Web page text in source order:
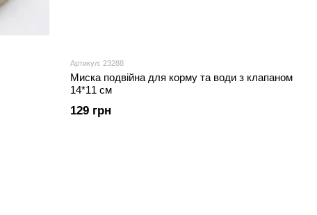
Артикул: 23288
Миска подвійна для корму та води з клапаном
14*11 см
129 грн